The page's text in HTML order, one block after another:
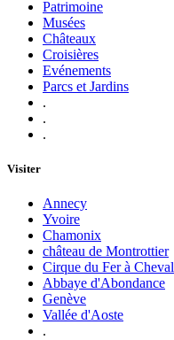
Patrimoine
Musées
Châteaux
Croisières
Evénements
Parcs et Jardins
.
.
.
Visiter
Annecy
Yvoire
Chamonix
château de Montrottier
Cirque du Fer à Cheval
Abbaye d'Abondance
Genève
Vallée d'Aoste
.